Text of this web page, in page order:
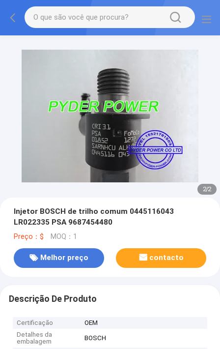
2/2
Injetor BOSCH de trilho comum 0445116043
LR022335 PSA 9687454480
Preço：$ MOQ：1
Melhor preço contacto
Descrição De Produto
Certificação
OEM
Detalhes da
embalagem
BOSCH